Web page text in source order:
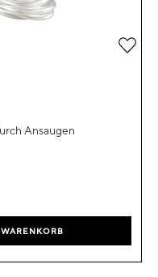
Ansaugen
Zur